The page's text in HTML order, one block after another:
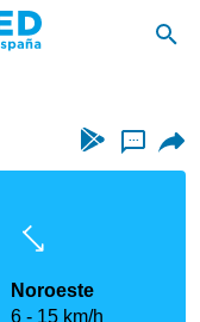
...
Noroeste
6
15 km/h